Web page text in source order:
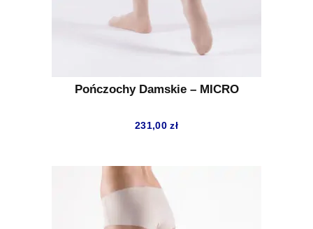
Pończochy Damskie – MICRO
231,00zł